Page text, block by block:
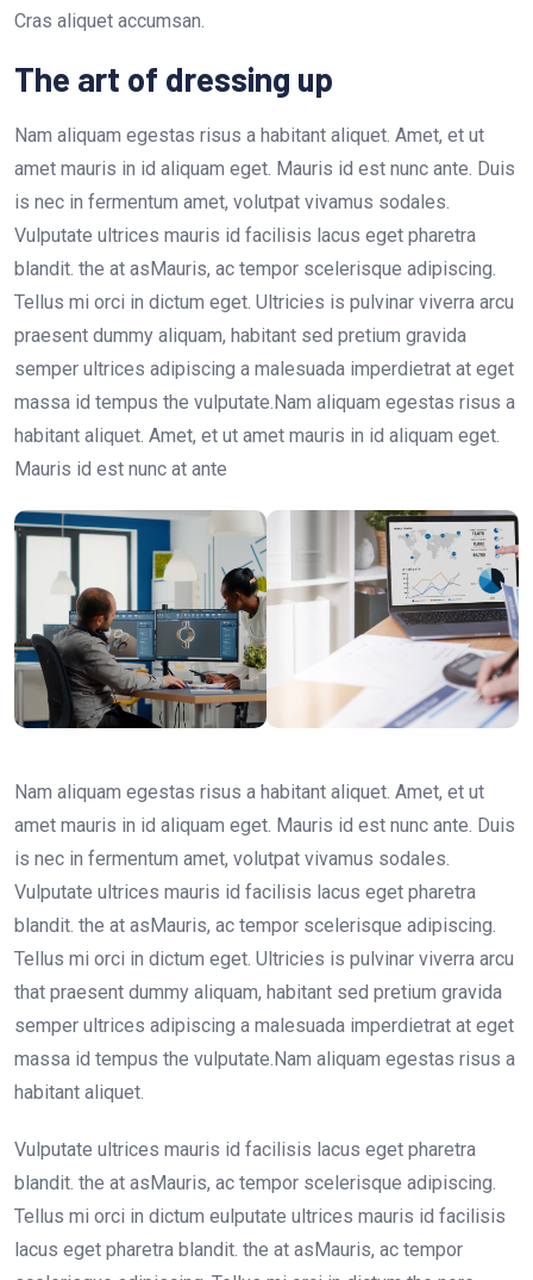
Cras aliquet accumsan.
The art of dressing up
Nam aliquam egestas risus a habitant aliquet. Amet, et ut
amet mauris in id aliquam eget. Mauris id est nunc ante. Duis
is nec in fermentum amet, volutpat vivamus sodales.
Vulputate ultrices mauris id facilisis lacus eget pharetra
blandit. the at asMauris, ac tempor scelerisque adipiscing.
Tellus mi orci in dictum eget. Ultricies is pulvinar viverra arcu
praesent dummy aliquam, habitant sed pretium gravida
semper ultrices adipiscing a malesuada imperdietrat at eget
massa id tempus the vulputate.Nam aliquam egestas risus a
habitant aliquet. Amet, et ut amet mauris in id aliquam eget.
Mauris id est nunc at ante
Nam aliquam egestas risus a habitant aliquet. Amet, et ut
amet mauris in id aliquam eget. Mauris id est nunc ante. Duis
is nec in fermentum amet, volutpat vivamus sodales.
Vulputate ultrices mauris id facilisis lacus eget pharetra
blandit. the at asMauris, ac tempor scelerisque adipiscing.
Tellus mi orci in dictum eget. Ultricies is pulvinar viverra arcu
that praesent dummy aliquam, habitant sed pretium gravida
semper ultrices adipiscing a malesuada imperdietrat at eget
massa id tempus the vulputate.Nam aliquam egestas risus a
habitant aliquet.
Vulputate ultrices mauris id facilisis lacus eget pharetra
blandit. the at asMauris, ac tempor scelerisque adipiscing.
Tellus mi orci in dictum eulputate ultrices mauris id facilisis
lacus eget pharetra blandit. the at asMauris, ac tempor